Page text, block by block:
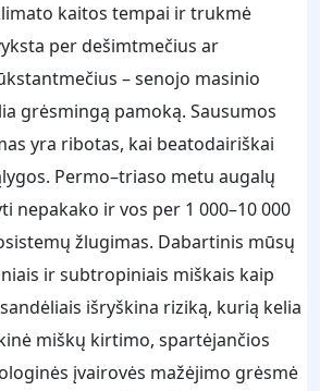
kaitos tempai ir trukmė
per dešimtmečius ar
– senojo masinio
grėsmingą pamoką. Sausumos
yra ribotas, kai beatodairiškai
Permo–triaso metu augalų
nepakako ir vos per 1 000–10 000
žlugimas. Dabartinis mūsų
ir subtropiniais miškais kaip
išryškina riziką, kurią kelia
miškų kirtimo, spartėjančios
įvairovės mažėjimo grėsmė